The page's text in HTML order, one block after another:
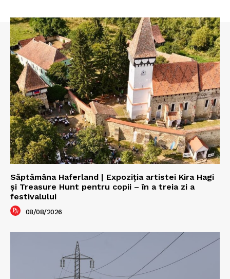
Săptămâna Haferland | Expoziţia artistei Kira Hagi
şi Treasure Hunt pentru copii – în a treia zi a
festivalului
08/08/2026